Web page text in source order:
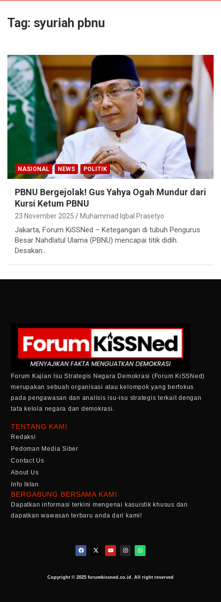
Tag: syuriah pbnu
NASIONAL NEWS POLITIK
PBNU Bergejolak! Gus Yahya Ogah Mundur dari
Kursi Ketum PBNU
23 November 2025 Muhammad Iqbal Prasetyo
Jakarta, Forum KiSSNed – Ketegangan di tubuh Pengurus
Besar Nahdlatul Ulama (PBNU) mencapai titik didih.
Desakan…
Forum Kajian Isu Strategis Negara Demokrasi (Forum KiSSNed)
merupakan sebuah organisasi atau kelompok yang berfokus
pada pengawasan dan analisis isu-isu strategis terkait dengan
tata kelola negara dan demokrasi.
TENTANG KAMI
Redaksi
Pedoman Media Siber
Contact Us
About Us
Info Iklan
BERGABUNG BERSAMA KAMI
Dapatkan informasi terkini mengenai kasuistik khusus dan
dapatkan wawasan terbaru anda dari kami!
Copyright © 2025 forumkissned.co.id. All right reserved